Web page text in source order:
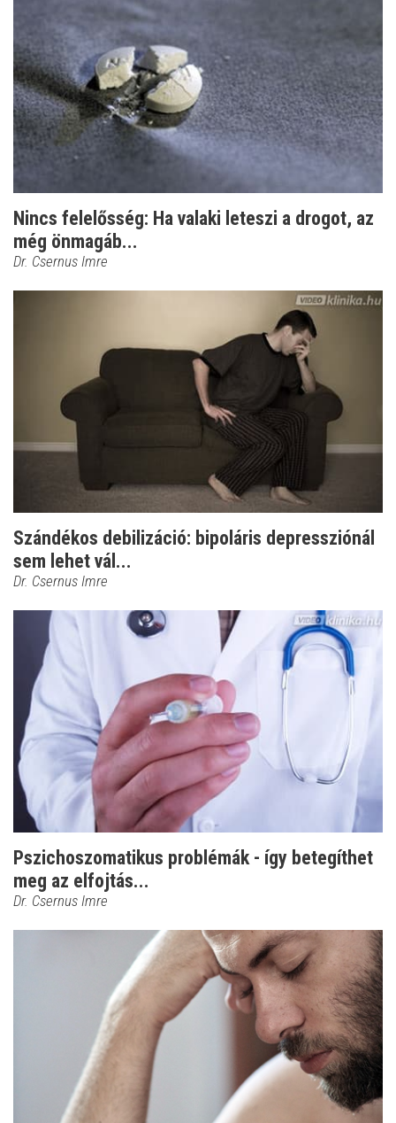
Nincs felelősség: Ha valaki leteszi a drogot, az
még önmagáb...
Dr. Csernus Imre
Szándékos debilizáció: bipoláris depressziónál
sem lehet vál...
Dr. Csernus Imre
Pszichoszomatikus problémák - így betegíthet
meg az elfojtás...
Dr. Csernus Imre